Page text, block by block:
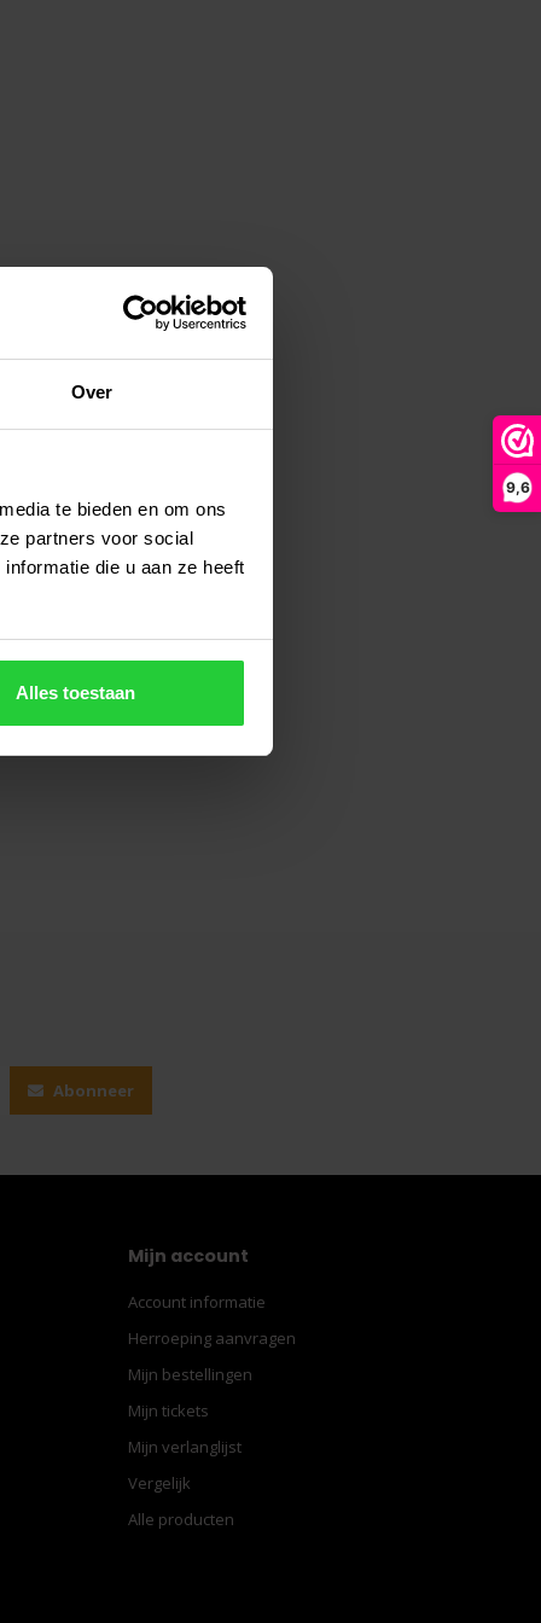
Over
te bieden en om ons
partners voor social
die u aan ze heeft
Alles toestaan
9,6
Abonneer
Mijn account
Account informatie
Herroeping aanvragen
Mijn bestellingen
Mijn tickets
Mijn verlanglijst
Vergelijk
Alle producten